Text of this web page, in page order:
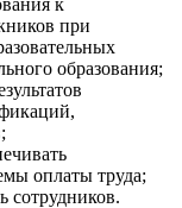
при
образования;
оплаты труда;
сотрудников.